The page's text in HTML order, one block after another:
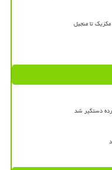
مکزیک تا منجیل